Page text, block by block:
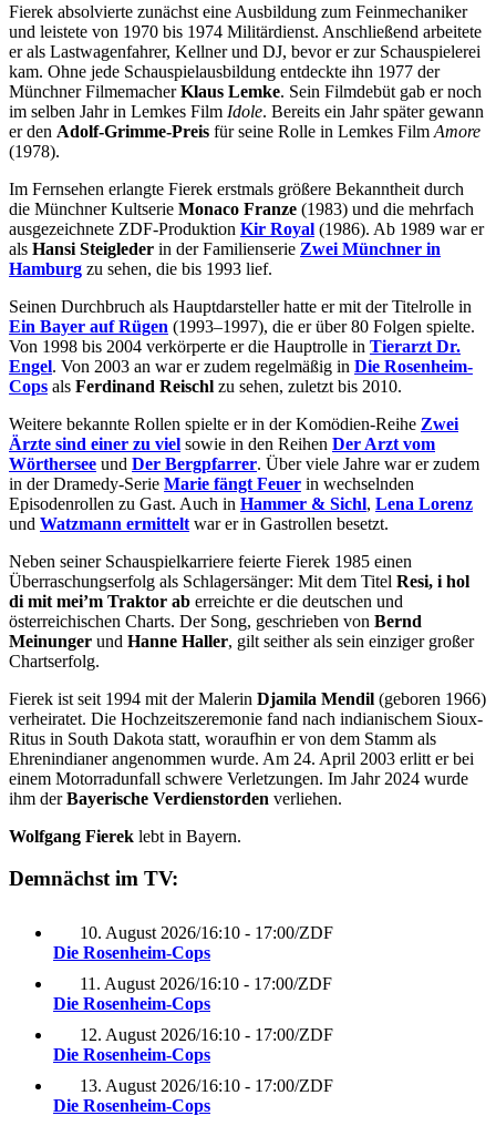
Fierek absolvierte zunächst eine Ausbildung zum Feinmechaniker
und leistete von 1970 bis 1974 Militärdienst. Anschließend arbeitete
er als Lastwagenfahrer, Kellner und DJ, bevor er zur Schauspielerei
kam. Ohne jede Schauspielausbildung entdeckte ihn 1977 der
Münchner FilmemacherKlaus Lemke. Sein Filmdebüt gab er noch
im selben Jahr in Lemkes Film Idole. Bereits ein Jahr später gewann
er den Adolf-Grimme-Preis für seine Rolle in Lemkes Film Amore
(1978).
Im Fernsehen erlangte Fierek erstmals größere Bekanntheit durch
die Münchner Kultserie Monaco Franze (1983) und die mehrfach
ausgezeichnete ZDF-Produktion Kir Royal (1986). Ab 1989 war er
als Hansi Steigleder in der Familienserie Zwei Münchner in
Hamburg zu sehen, die bis 1993 lief.
Seinen Durchbruch als Hauptdarsteller hatte er mit der Titelrolle in
Ein Bayer auf Rügen (1993–1997), die er über 80 Folgen spielte.
Von 1998 bis 2004 verkörperte er die Hauptrolle in Tierarzt Dr.
Engel. Von 2003 an war er zudem regelmäßig in Die Rosenheim-
Cops als Ferdinand Reischl zu sehen, zuletzt bis 2010.
Weitere bekannte Rollen spielte er in der Komödien-Reihe Zwei
Ärzte sind einer zu viel sowie in den Reihen Der Arzt vom
Wörthersee und Der Bergpfarrer. Über viele Jahre war er zudem
in der Dramedy-Serie Marie fängt Feuer in wechselnden
Episodenrollen zu Gast. Auch in Hammer & Sichl, Lena Lorenz
und Watzmann ermittelt war er in Gastrollen besetzt.
Neben seiner Schauspielkarriere feierte Fierek 1985 einen
Überraschungserfolg als Schlagersänger: Mit dem Titel Resi, i hol
di mit mei’m Traktor ab erreichte er die deutschen und
österreichischen Charts. Der Song, geschrieben von Bernd
Meinunger und Hanne Haller, gilt seither als sein einziger großer
Chartserfolg.
Fierek ist seit 1994 mit der Malerin Djamila Mendil (geboren 1966)
verheiratet. Die Hochzeitszeremonie fand nach indianischem Sioux-
Ritus in South Dakota statt, woraufhin er von dem Stamm als
Ehrenindianer angenommen wurde. Am 24. April 2003 erlitt er bei
einem Motorradunfall schwere Verletzungen. Im Jahr 2024 wurde
ihm derBayerische Verdienstorden verliehen.
Wolfgang Fierek lebt in Bayern.
Demnächst im TV:
10. August 2026/16:10 - 17:00/ZDF
Die Rosenheim-Cops
11. August 2026/16:10 - 17:00/ZDF
Die Rosenheim-Cops
12. August 2026/16:10 - 17:00/ZDF
Die Rosenheim-Cops
13. August 2026/16:10 - 17:00/ZDF
Die Rosenheim-Cops